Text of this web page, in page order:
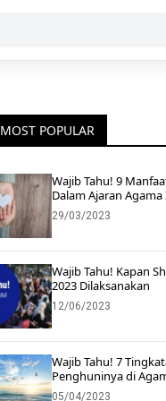
MOST POPULAR
Wajib Tahu! 9
Dalam Ajaran Agama
29/03/2023
Wajib Tahu! Kapan
2023 Dilaksanakan
12/06/2023
Wajib Tahu! 7
Penghuninya di
05/04/2023